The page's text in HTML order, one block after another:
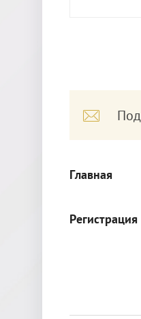
Главная
Регистрация